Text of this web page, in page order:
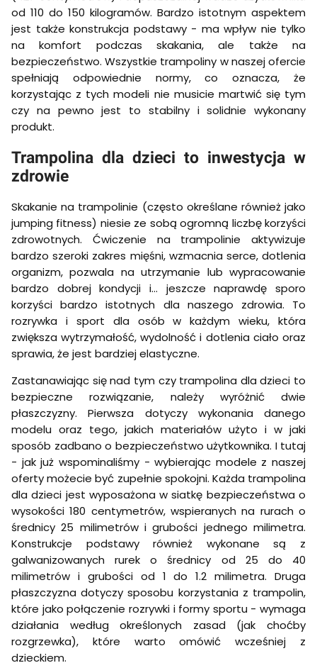
od 110 do 150 kilogramów. Bardzo istotnym aspektem
jest także konstrukcja podstawy - ma wpływ nie tylko
na komfort podczas skakania, ale także na
bezpieczeństwo. Wszystkie trampoliny w naszej ofercie
spełniają odpowiednie normy, co oznacza, że
korzystając z tych modeli nie musicie martwić się tym
czy na pewno jest to stabilny i solidnie wykonany
produkt.
Trampolina dla dzieci to inwestycja w
zdrowie
Skakanie na trampolinie (często określane również jako
jumping fitness) niesie ze sobą ogromną liczbę korzyści
zdrowotnych. Ćwiczenie na trampolinie aktywizuje
bardzo szeroki zakres mięśni, wzmacnia serce, dotlenia
organizm, pozwala na utrzymanie lub wypracowanie
bardzo dobrej kondycji i… jeszcze naprawdę sporo
korzyści bardzo istotnych dla naszego zdrowia. To
rozrywka i sport dla osób w każdym wieku, która
zwiększa wytrzymałość, wydolność i dotlenia ciało oraz
sprawia, że jest bardziej elastyczne.
Zastanawiając się nad tym czy trampolina dla dzieci to
bezpieczne rozwiązanie, należy wyróżnić dwie
płaszczyzny. Pierwsza dotyczy wykonania danego
modelu oraz tego, jakich materiałów użyto i w jaki
sposób zadbano o bezpieczeństwo użytkownika. I tutaj
- jak już wspominaliśmy - wybierając modele z naszej
oferty możecie być zupełnie spokojni. Każda trampolina
dla dzieci jest wyposażona w siatkę bezpieczeństwa o
wysokości 180 centymetrów, wspieranych na rurach o
średnicy 25 milimetrów i grubości jednego milimetra.
Konstrukcje podstawy również wykonane są z
galwanizowanych rurek o średnicy od 25 do 40
milimetrów i grubości od 1 do 1.2 milimetra. Druga
płaszczyzna dotyczy sposobu korzystania z trampolin,
które jako połączenie rozrywki i formy sportu - wymaga
działania według określonych zasad (jak choćby
rozgrzewka), które warto omówić wcześniej z
dzieckiem.